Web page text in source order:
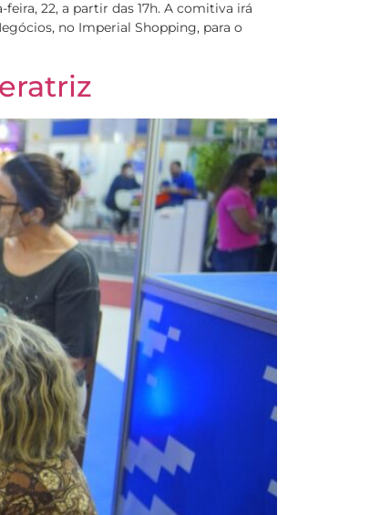
22, a partir das 17h. A comitiva irá
no Imperial Shopping, para o